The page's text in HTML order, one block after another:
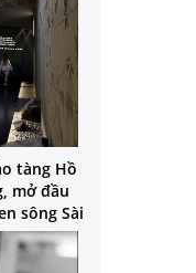
tàng Hồ
mở đầu
sông Sài